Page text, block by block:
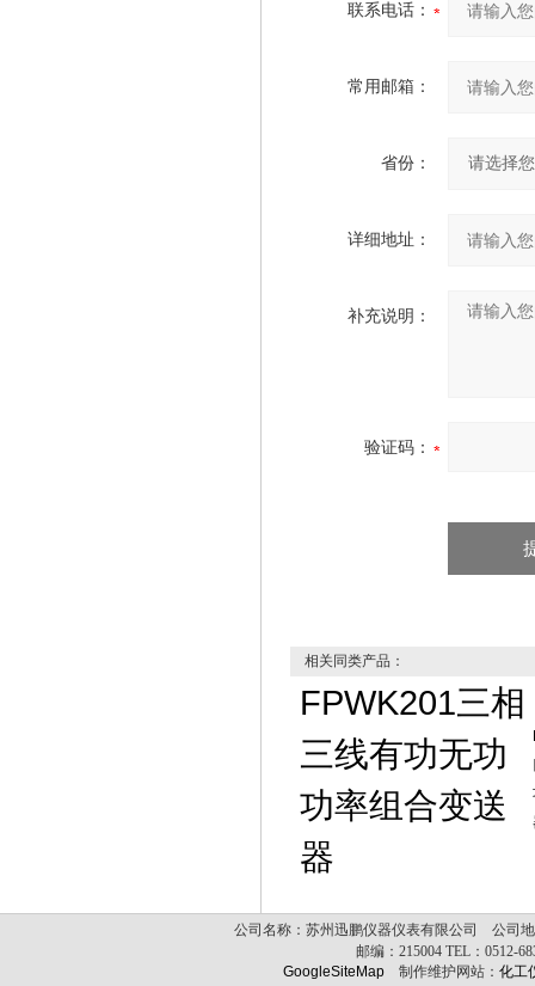
联系电话：
常用邮箱：
省份：
详细地址：
补充说明：
验证码：
相关同类产品：
FPWK201三相
三线有功无功
功率组合变送
器
公司名称：苏州迅鹏仪器仪表有限公司 公司
邮编： 215004 TEL： 0512-
GoogleSiteMap制作维护网站： 化工